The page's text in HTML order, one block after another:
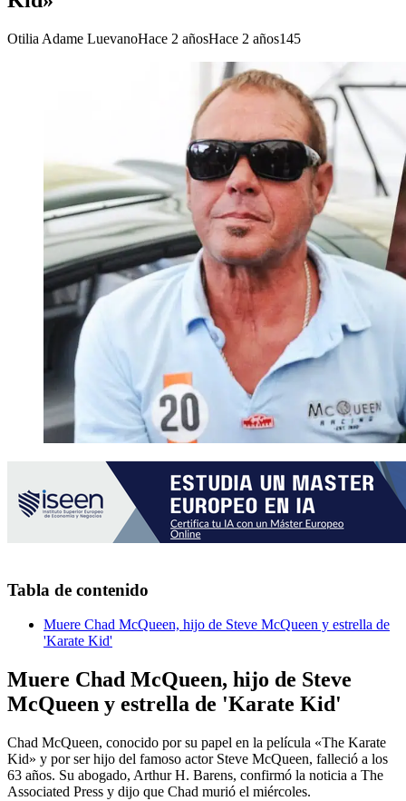
Otilia Adame LuevanoHace 2 añosHace 2 años145
Tabla de contenido
Muere Chad McQueen, hijo de Steve McQueen y estrella de
'Karate Kid'
Muere Chad McQueen, hijo de Steve
McQueen y estrella de 'Karate Kid'
Chad McQueen, conocido por su papel en la película «The Karate
Kid» y por ser hijo del famoso actor Steve McQueen, falleció a los
63 años. Su abogado, Arthur H. Barens, confirmó la noticia a The
Associated Press y dijo que Chad murió el miércoles.